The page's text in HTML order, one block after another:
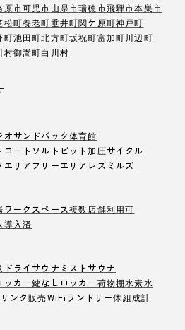
原市可児市山県市瑞穂市飛騨市本巣市
松町養老町垂井町関ケ原町神戸町
町池田町北方町坂祝町富加町川辺町
村御嵩町白川村
オサンドバック体育館
コート ソルトピット加圧サイクル
エリア フリーエリア レズミルズ
ワークスペース複数店舗利用可
導入済
ドライサウナ ミストサウナ
ッカー鍵なしロッカー荷物棚水素水
ンク販売WiFi ランドリー体組成計